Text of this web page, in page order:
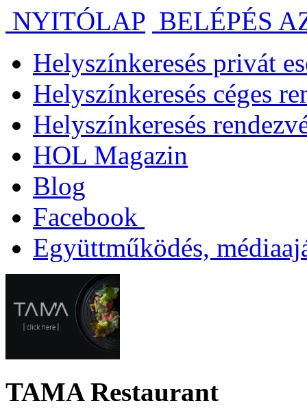
NYITÓLAP BELÉPÉS
Helyszínkeresés privát
Helyszínkeresés céges
Helyszínkeresés
HOL Magazin
Blog
Facebook
Együttműködés,
TAMA Restaurant